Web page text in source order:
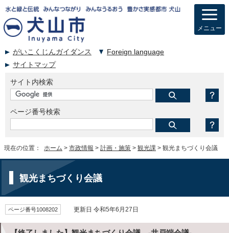
がいこくじんガイダンス
Foreign language
サイトマップ
サイト内検索
ページ番号検索
メニュー
現在の位置： ホーム > 市政情報 > 計画・施策 > 観光課 > 観光まちづくり会議
観光まちづくり会議
ページ番号1008202 更新日 令和5年6月27日